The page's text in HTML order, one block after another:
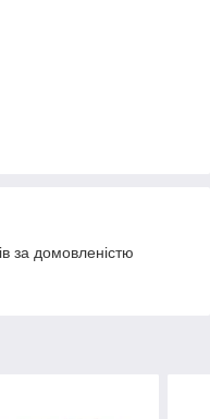
за домовленістю